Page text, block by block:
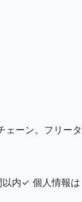
ェーン。フリータ
内✓ 個人情報は